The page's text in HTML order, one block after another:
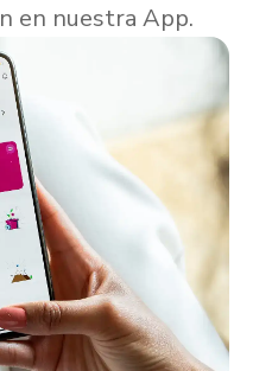
en nuestra App.